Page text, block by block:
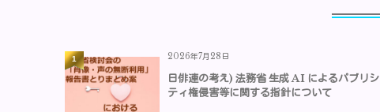
2026年7月28日
日俳連の考え) 法務省 生成 AI によるパブリシ
ティ権侵害等に関する指針について
1